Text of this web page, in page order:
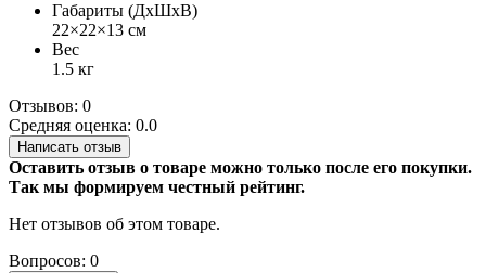
Габариты (ДхШхВ)
22×22×13 см
Вес
1.5 кг
Отзывов: 0
Средняя оценка: 0.0
Написать отзыв
Оставить отзыв о товаре можно только после его покупки.
Так мы формируем честный рейтинг.
Нет отзывов об этом товаре.
Вопросов: 0